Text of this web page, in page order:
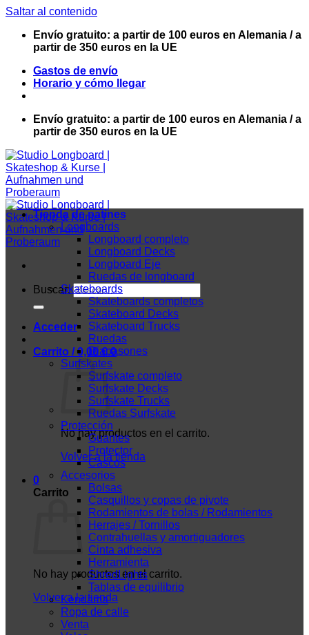
Saltar al contenido
Envío gratuito: a partir de 100 euros en Alemania / a
partir de 350 euros en la UE
Gastos de envío
Horario y cómo llegar
Envío gratuito: a partir de 100 euros en Alemania / a
partir de 350 euros en la UE
Buscar:
Acceder
Carrito /0,00€ 0
No hay productos en el carrito.
Volver a la tienda
0
Carrito
No hay productos en el carrito.
Volver a la tienda
Tienda de patines
Longboards
Longboard completo
Longboard Decks
Longboard Eje
Ruedas de longboard
Skateboards
Skateboards completos
Skateboard Decks
Skateboard Trucks
Ruedas
Diapasones
Surfskates
Surfskate completo
Surfskate Decks
Surfskate Trucks
Ruedas Surfskate
Protección
Guantes
Protector
Cascos
Accesorios
Bolsas
Casquillos y copas de pivote
Rodamientos de bolas / Rodamientos
Herrajes / Tornillos
Contrahuellas y amortiguadores
Cinta adhesiva
Herramienta
ShredLights
Tablas de equilibrio
Kendama
Ropa de calle
Venta